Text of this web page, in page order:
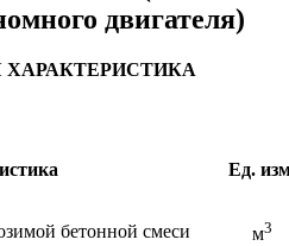
двигателя)
Ед.
бетонной смеси м3